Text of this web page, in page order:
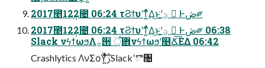
2017೥12݄2೔ 06:24 τϨϯυʹͳ͍ͬͯΔ͜ͱʹؾ͕͖ͭ  Ͱڞ༗
2017೥12݄2೔ 06:24 τϨϯυʹͳ͍ͬͯΔ͜ͱʹؾ͕͖ͭ  Ͱڞ༗ 06:38
Slack νϟϯωϧΛ࡞੒ ؔ܎ऀ͕νϟϯωϧʹ௥Ճ͞ΕΔ 06:42
Crashlytics ΛνΣοΫ͍ͯͨ͠ࢲSlackʹొ৔